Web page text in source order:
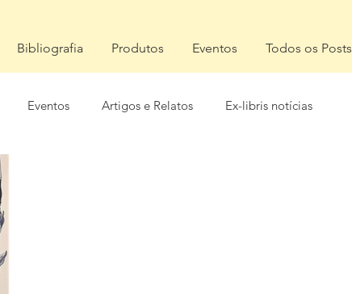
Bibliografia Produtos Eventos Todos os Posts
Eventos Artigos e Relatos Ex-libris notícias